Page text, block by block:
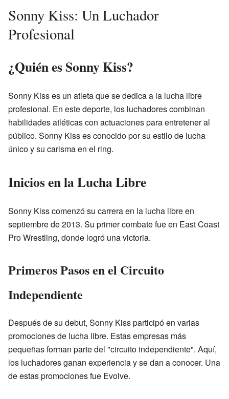
Sonny Kiss: Un Luchador
Profesional
¿Quién es Sonny Kiss?
Sonny Kiss es un atleta que se dedica a la lucha libre
profesional. En este deporte, los luchadores combinan
habilidades atléticas con actuaciones para entretener al
público. Sonny Kiss es conocido por su estilo de lucha
único y su carisma en el ring.
Inicios en la Lucha Libre
Sonny Kiss comenzó su carrera en la lucha libre en
septiembre de 2013. Su primer combate fue en East Coast
Pro Wrestling, donde logró una victoria.
Primeros Pasos en el Circuito
Independiente
Después de su debut, Sonny Kiss participó en varias
promociones de lucha libre. Estas empresas más
pequeñas forman parte del "circuito independiente". Aquí,
los luchadores ganan experiencia y se dan a conocer. Una
de estas promociones fue Evolve.